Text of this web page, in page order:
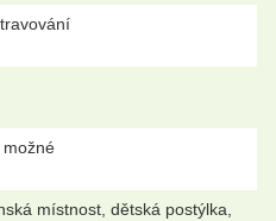
možné
místnost, dětská postýlka,